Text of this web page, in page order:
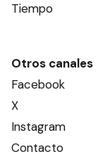
Tiempo
Otros canales
Facebook
X
Instagram
Contacto